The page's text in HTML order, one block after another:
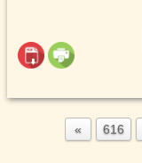
616